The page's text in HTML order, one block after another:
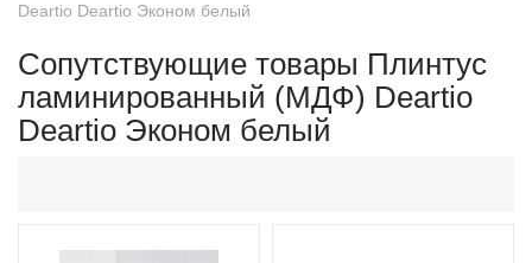
Deartio Deartio Эконом белый
Сопутствующие товары Плинтус
ламинированный (МДФ) Deartio
Deartio Эконом белый